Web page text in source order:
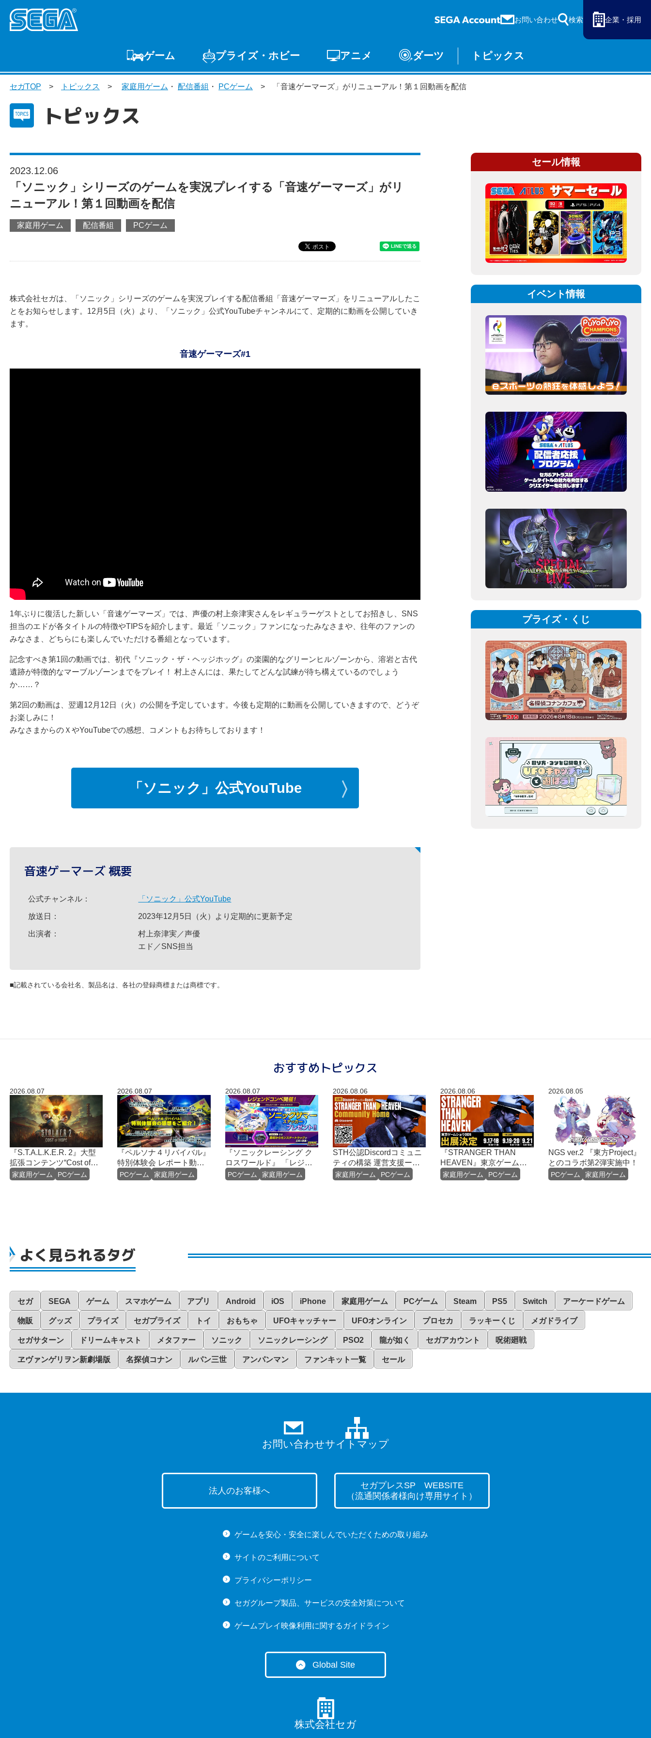
お問い合わせ 検索 企業・採用
ゲーム
ゲームTOP 家庭用ゲーム PCゲーム スマホゲーム アーケードゲーム
プライズ・ホビー
プライズ トイ S-FIRE セガ ラッキーくじ
セガ ラッキーくじ
オンライン
アニメ ダーツ トピックス
セガTOP トピックス 家庭用ゲーム ・ 配信番組 ・ PCゲーム 「音速ゲーマーズ」がリニューアル！第１回動画を配信
トピックス
2023.12.06
「ソニック」シリーズのゲームを実況プレイする「音速ゲーマーズ」がリ
ニューアル！第１回動画を配信
家庭用ゲーム 配信番組 PCゲーム
株式会社セガは、「ソニック」シリーズのゲームを実況プレイする配信番組「音速ゲーマーズ」をリニューアルしたこ
とをお知らせします。12月5日（火）より、「ソニック」公式YouTubeチャンネルにて、定期的に動画を公開していき
ます。
音速ゲーマーズ#1
1年ぶりに復活した新しい「音速ゲーマーズ」では、声優の村上奈津実さんをレギュラーゲストとしてお招きし、SNS
担当のエドが各タイトルの特徴やTIPSを紹介します。最近「ソニック」ファンになったみなさまや、往年のファンの
みなさま、どちらにも楽しんでいただける番組となっています。
記念すべき第1回の動画では、初代『ソニック・ザ・ヘッジホッグ』の楽園的なグリーンヒルゾーンから、溶岩と古代
遺跡が特徴的なマーブルゾーンまでをプレイ！ 村上さんには、果たしてどんな試練が待ち構えているのでしょう
か……？
第2回の動画は、翌週12月12日（火）の公開を予定しています。今後も定期的に動画を公開していきますので、どうぞ
お楽しみに！
みなさまからのＸやYouTubeでの感想、コメントもお待ちしております！
「ソニック」公式YouTube
音速ゲーマーズ 概要
公式チャンネル： 「ソニック」公式YouTube
放送日： 2023年12月5日（火）より定期的に更新予定
出演者：
村上奈津実／声優
エド／SNS担当
■記載されている会社名、製品名は、各社の登録商標または商標です。
セール情報
イベント情報
プライズ・くじ
おすすめトピックス
2026.08.07
家庭用ゲーム PCゲーム
『S.T.A.L.K.E.R. 2』大型
拡張コンテンツ“Cost of
Hope” 約8分にわたるゲー
ムプレイトレーラーが公開
2026.08.07
PCゲーム 家庭用ゲーム
『ペルソナ４リバイバル』
特別体験会 レポート動画
を公開！
2026.08.07
PCゲーム 家庭用ゲーム
『ソニックレーシング ク
ロスワールド』 「レジェ
ンドコンペ ラウンド7」開
催！
2026.08.06
家庭用ゲーム PCゲーム
STH公認Discordコミュニ
ティの構築 運営⽀援ーシ
ンセカイテクノロジーズ
2026.08.06
家庭用ゲーム PCゲーム
『STRANGER THAN
HEAVEN』東京ゲーム
ショウ2026への出展決定
2026.08.05
PCゲーム 家庭用ゲーム
NGS ver.2 『東方Project』
とのコラボ第2弾実施中！
よく見られるタグ
セガ SEGA ゲーム スマホゲーム アプリ Android iOS iPhone 家庭用ゲーム PCゲーム Steam PS5 Switch アーケードゲーム
物販 グッズ プライズ セガプライズ トイ おもちゃ UFOキャッチャー UFOオンライン プロセカ ラッキーくじ メガドライブ
セガサターン ドリームキャスト メタファー ソニック ソニックレーシング PSO2 龍が如く セガアカウント 呪術廻戦
ヱヴァンゲリヲン新劇場版 名探偵コナン ルパン三世 アンパンマン ファンキット一覧 セール
お問い合わせサイトマップ
法人のお客様へ
セガプレスSP WEBSITE
（流通関係者様向け専用サイト）
ゲームを安心・安全に楽しんでいただくための取り組み
サイトのご利用について
プライバシーポリシー
セガグループ製品、サービスの安全対策について
ゲームプレイ映像利用に関するガイドライン
Global Site
・English (US)
・English (AU)
・Español
株式会社セガ